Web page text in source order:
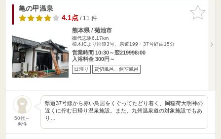
お気に入
りに追加
亀の甲温泉
4.1点/ 11 件
熊本県 / 菊池市
御代志駅6.17km
植木ICより国道3号、県道199・37号経由15分
営業時間 10:30～翌219998:00
入浴料金 300円～
日帰り 貸切風呂、個室風呂
50代～
男性
県道37号線から赤い鳥居をくぐってたどり着く、岡稲荷大明神の
近くに佇む日帰り温泉施設。また、九州温泉道の対象施設でもあ
り…